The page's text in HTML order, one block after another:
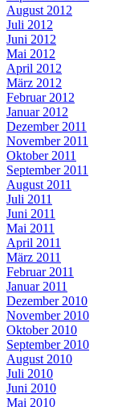
August 2012
Juli 2012
Juni 2012
Mai 2012
April 2012
März 2012
Februar 2012
Januar 2012
Dezember 2011
November 2011
Oktober 2011
September 2011
August 2011
Juli 2011
Juni 2011
Mai 2011
April 2011
März 2011
Februar 2011
Januar 2011
Dezember 2010
November 2010
Oktober 2010
September 2010
August 2010
Juli 2010
Juni 2010
Mai 2010